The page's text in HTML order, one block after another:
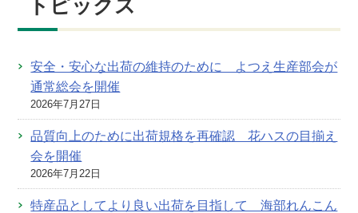
トピックス
安全・安心な出荷の維持のために よつえ生産部会が
通常総会を開催
2026年7月27日
品質向上のために出荷規格を再確認 花ハスの目揃え
会を開催
2026年7月22日
特産品としてより良い出荷を目指して 海部れんこん